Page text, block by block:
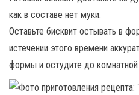
как в составе нет муки.
Оставьте бисквит остывать в
истечении этого времени
формы и остудите до